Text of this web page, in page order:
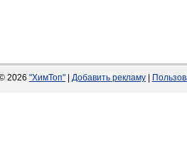
2026 "ХимТоп" Добавить рекламу